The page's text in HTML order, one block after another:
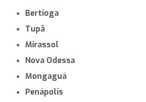
Bertioga
Tupã
Mirassol
Nova Odessa
Mongaguá
Penápolis